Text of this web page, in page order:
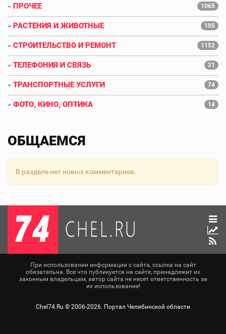
ПРОЧЕЕ 1065
РАСТЕНИЯ И ЖИВОТНЫЕ 105
СТРОИТЕЛЬСТВО И РЕМОНТ 1152
ТЕЛЕФОНИЯ И СВЯЗЬ 21
ТРАНСПОРТНЫЕ УСЛУГИ 74
ФОТО, КИНО, ОПТИКА 14
ОБЩАЕМСЯ
В разделе нет новых комментариев.
При использовании информации с сайта, ссылка на сайт
обязательна. Все что публикуется на сайте, принадлежит их
законным владельцам, автор сайта не несет ответственность за
их использование!
Chel74.Ru © 2006-2026. Портал Челябинской области